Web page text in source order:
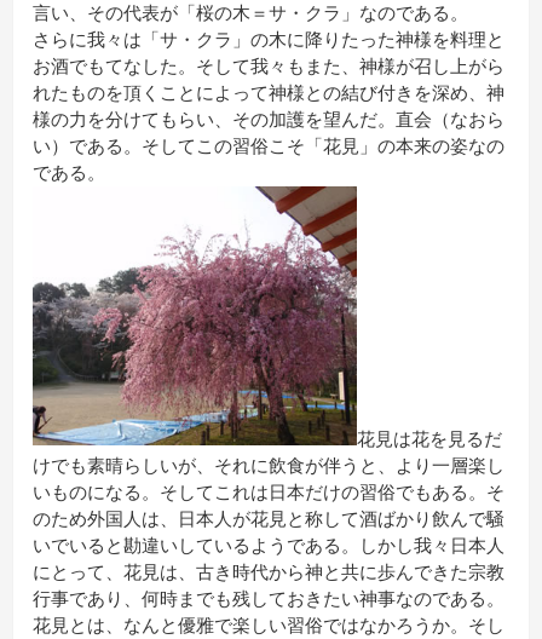
言い、その代表が「桜の木＝サ・クラ」なのである。
さらに我々は「サ・クラ」の木に降りたった神様を料理と
お酒でもてなした。そして我々もまた、神様が召し上がら
れたものを頂くことによって神様との結び付きを深め、神
様の力を分けてもらい、その加護を望んだ。直会（なおら
い）である。そしてこの習俗こそ「花見」の本来の姿なの
である。
花見は花を見るだ
けでも素晴らしいが、それに飲食が伴うと、より一層楽し
いものになる。そしてこれは日本だけの習俗でもある。そ
のため外国人は、日本人が花見と称して酒ばかり飲んで騒
いでいると勘違いしているようである。しかし我々日本人
にとって、花見は、古き時代から神と共に歩んできた宗教
行事であり、何時までも残しておきたい神事なのである。
花見とは、なんと優雅で楽しい習俗ではなかろうか。そし